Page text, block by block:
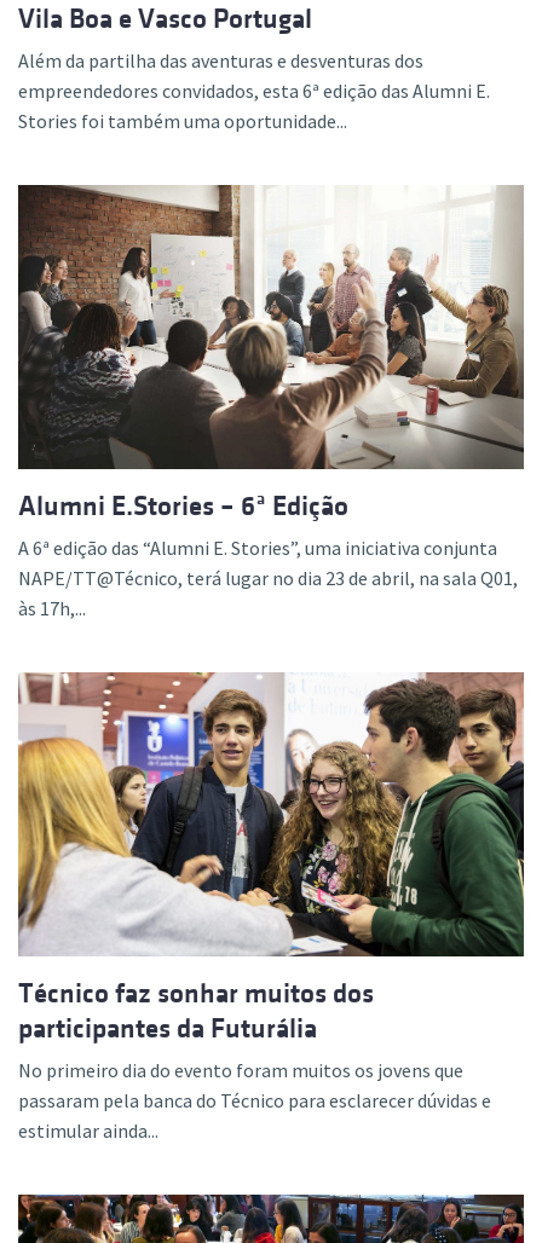
Vila Boa e Vasco Portugal
Além da partilha das aventuras e desventuras dos
empreendedores convidados, esta 6ª edição das Alumni E.
Stories foi também uma oportunidade...
Alumni E.Stories – 6ª Edição
A 6ª edição das “Alumni E. Stories”, uma iniciativa conjunta
NAPE/TT@Técnico, terá lugar no dia 23 de abril, na sala Q01,
às 17h,...
Técnico faz sonhar muitos dos
participantes da Futurália
No primeiro dia do evento foram muitos os jovens que
passaram pela banca do Técnico para esclarecer dúvidas e
estimular ainda...